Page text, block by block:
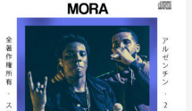
USD$20
hasta
USD$200